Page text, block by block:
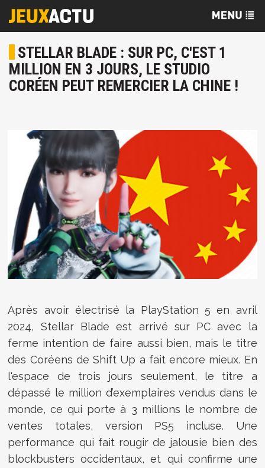
STELLAR BLADE : SUR PC, C'EST 1
MILLION EN 3 JOURS, LE STUDIO
CORÉEN PEUT REMERCIER LA CHINE !
Après avoir électrisé la PlayStation 5 en avril
2024, Stellar Blade est arrivé sur PC avec la
ferme intention de faire aussi bien, mais le titre
des Coréens de Shift Up a fait encore mieux. En
l'espace de trois jours seulement, le titre a
dépassé le million d’exemplaires vendus dans le
monde, ce qui porte à 3 millions le nombre de
ventes totales, version PS5 incluse. Une
performance qui fait rougir de jalousie bien des
blockbusters occidentaux, et qui confirme une